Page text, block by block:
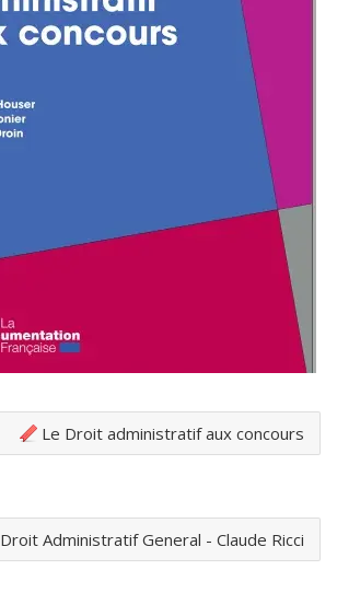
Le Droit administratif aux concours
Droit Administratif General - Claude Ricci